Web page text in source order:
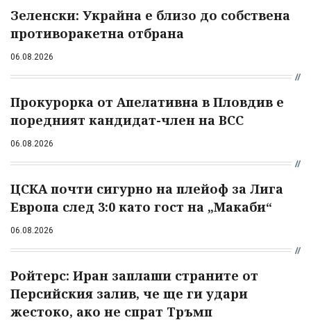
Зеленски: Украйна е близо до собствена
противоракетна отбрана
06.08.2026
Прокурорка от Апелативна в Пловдив е
поредният кандидат-член на ВСС
06.08.2026
ЦСКА почти сигурно на плейоф за Лига
Европа след 3:0 като гост на „Макаби“
06.08.2026
Ройтерс: Иран заплаши страните от
Персийския залив, че ще ги удари
жестоко, ако не спрат Тръмп